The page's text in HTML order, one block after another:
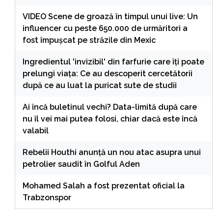
VIDEO Scene de groază în timpul unui live: Un
influencer cu peste 650.000 de urmăritori a
fost împușcat pe străzile din Mexic
Ingredientul 'invizibil' din farfurie care îți poate
prelungi viața: Ce au descoperit cercetătorii
după ce au luat la puricat sute de studii
Ai încă buletinul vechi? Data-limită după care
nu îl vei mai putea folosi, chiar dacă este încă
valabil
Rebelii Houthi anunță un nou atac asupra unui
petrolier saudit în Golful Aden
Mohamed Salah a fost prezentat oficial la
Trabzonspor